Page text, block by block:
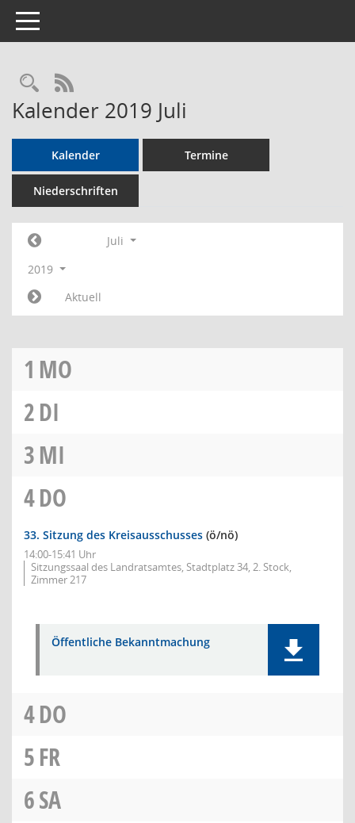
Toggle navigation
Rechercheauswahl
RSS-Feed
Kalender 2019 Juli
Kalender Termine
Niederschriften
Juli
2019
Aktuell
1 MO
2DI
3MI
4DO
33. Sitzung des Kreisausschusses (ö/nö)
14:00-15:41 Uhr
Sitzungssaal des Landratsamtes, Stadtplatz 34, 2. Stock,
Zimmer 217
Öffentliche Bekanntmachung
4DO
5FR
6SA